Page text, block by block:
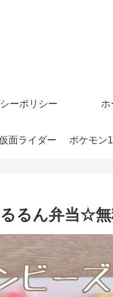
ーポリシー ホ
面ライダー ポケモン
るん弁当☆